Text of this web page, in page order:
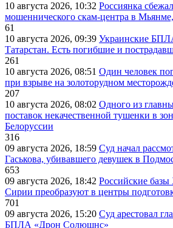
10 августа 2026, 10:32 Россиянка
мошеннического скам-центра в
61
10 августа 2026, 09:39 Украинские
Татарстан. Есть погибшие и
261
10 августа 2026, 08:51 Один человек
при взрыве на золоторудном
207
10 августа 2026, 08:02 Одного из
поставок некачественной тушенки в
Белоруссии
316
09 августа 2026, 18:59 Суд начал
Гаськова, убивавшего девушек в
653
09 августа 2026, 18:42 Российские
Сирии преобразуют в центры
701
09 августа 2026, 15:20 Суд арестовал
БПЛА «Дрон Солюшнс»